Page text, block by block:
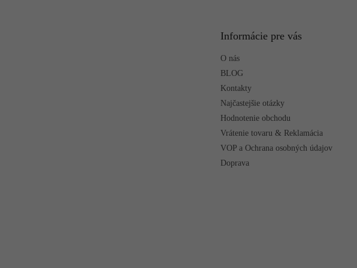
Informácie pre vás
O nás
BLOG
Kontakty
Najčastejšie otázky
Hodnotenie obchodu
Vrátenie tovaru & Reklamácia
VOP a Ochrana osobných údajov
Doprava